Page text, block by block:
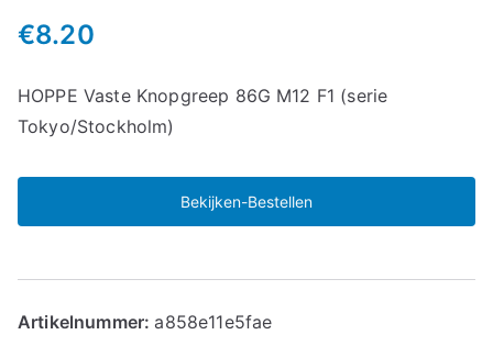
€8.20
HOPPE Vaste Knopgreep 86G M12 F1 (serie
Tokyo/Stockholm)
Bekijken-Bestellen
Artikelnummer:a858e11e5fae